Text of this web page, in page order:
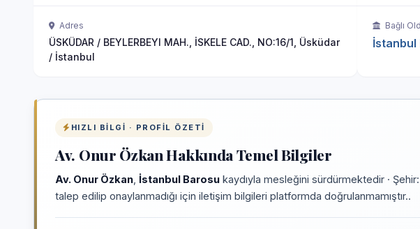
Adres
ÜSKÜDAR / BEYLERBEYI MAH., İSKELE CAD., NO:16/1, Üsküdar
/ İstanbul
Bağlı
İstanbul
HIZLI BILGI · PROFIL ÖZETI
Av. Onur Özkan Hakkında Temel Bilgiler
Av. Onur Özkan İstanbul Barosu kaydıyla mesleğini sürdürmektedir · Şehir:
talep edilip onaylanmadığı için iletişim bilgileri platformda doğrulanmamıştır..